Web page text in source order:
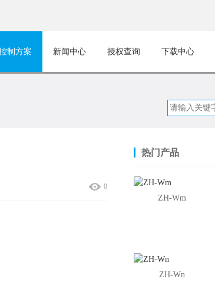
制方案 新闻中心 授权查询 下载中心
0
热门产品
ZH-Wm
ZH-Wn